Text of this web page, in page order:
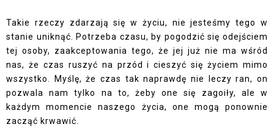
Takie rzeczy zdarzają się w życiu, nie jesteśmy tego w
stanie uniknąć. Potrzeba czasu, by pogodzić się odejściem
tej osoby, zaakceptowania tego, że jej już nie ma wśród
nas, że czas ruszyć na przód i cieszyć się życiem mimo
wszystko. Myślę, że czas tak naprawdę nie leczy ran, on
pozwala nam tylko na to, żeby one się zagoiły, ale w
każdym momencie naszego życia, one mogą ponownie
zacząć krwawić.